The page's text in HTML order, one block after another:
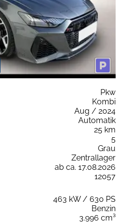
Pkw
Kombi
Aug / 2024
Automatik
25 km
5
Grau
Zentrallager
ab ca. 17.08.2026
12057
463 kW / 630 PS
Benzin
3.996 cm³